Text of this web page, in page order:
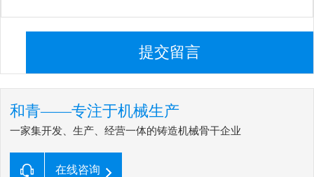
提交留言
和青——专注于机械生产
一家集开发、生产、经营一体的铸造机械骨干企业
在线咨询